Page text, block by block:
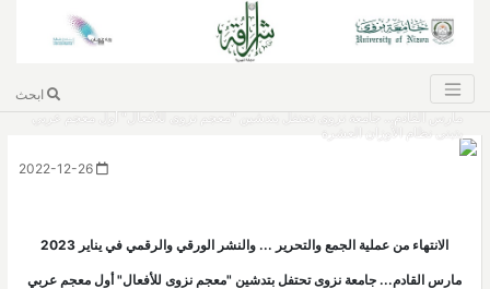
ابحث
مارس القادم... جامعة نزوى تحتفل بتدشين "معجم نزوى للأفعال" أول معجم عربي
يتبنى نظام الأوزان العشرة
2022-12-26
الانتهاء من عملية الجمع والتحرير ... والنشر الورقي والرقمي في يناير 2023
مارس القادم... جامعة نزوى تحتفل بتدشين "معجم نزوى للأفعال" أول معجم عربي